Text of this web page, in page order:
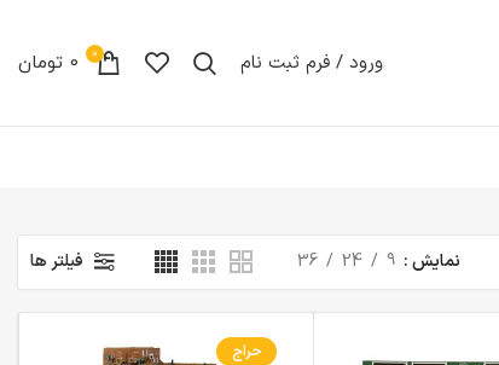
ورود / فرم ثبت نام 0 تومان 0
نمایش 9
24
36 فیلتر ها
حراج